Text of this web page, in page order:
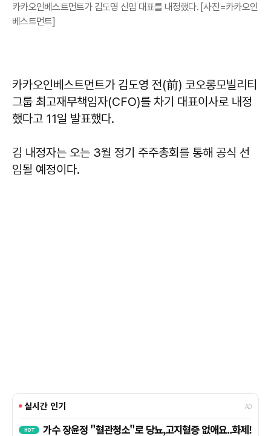
카카오인베스트먼트가 김도영 신임 대표를 내정했다. [사진=카카오인
베스트먼트]
카카오인베스트먼트가 김도영 전(前) 코오롱모빌리티
그룹 최고재무책임자(CFO)를 차기 대표이사로 내정
했다고 11일 발표했다.
김 내정자는 오는 3월 정기 주주총회를 통해 공식 선
임될 예정이다.